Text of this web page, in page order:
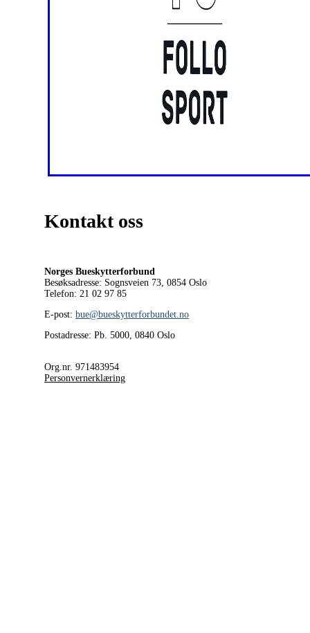
Kontakt oss
Norges Bueskytterforbund
Besøksadresse: Sognsveien 73, 0854 Oslo
Telefon: 21 02 97 85
E-post: bue@bueskytterforbundet.no
Postadresse: Pb. 5000, 0840 Oslo
Org.nr. 971483954
Personvernerklæring